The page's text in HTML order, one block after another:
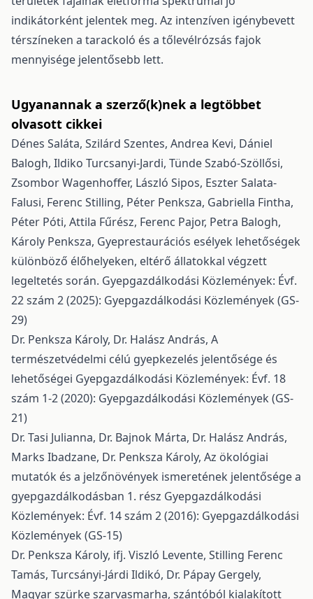
indikátorként jelentek meg. Az intenzíven igénybevett
térszíneken a tarackoló és a tőlevélrózsás fajok
mennyisége jelentősebb lett.
Ugyanannak a szerző(k)nek a legtöbbet
olvasott cikkei
Dénes Saláta, Szilárd Szentes, Andrea Kevi, Dániel
Balogh, Ildiko Turcsanyi-Jardi, Tünde Szabó-Szöllősi,
Zsombor Wagenhoffer, László Sipos, Eszter Salata-
Falusi, Ferenc Stilling, Péter Penksza, Gabriella Fintha,
Péter Póti, Attila Fűrész, Ferenc Pajor, Petra Balogh,
Károly Penksza, Gyeprestaurációs esélyek lehetőségek
különböző élőhelyeken, eltérő állatokkal végzett
legeltetés során. Gyepgazdálkodási Közlemények: Évf.
22 szám 2 (2025): Gyepgazdálkodási Közlemények (GS-
29)
Dr. Penksza Károly, Dr. Halász András, A
természetvédelmi célú gyepkezelés jelentősége és
lehetőségei Gyepgazdálkodási Közlemények: Évf. 18
szám 1-2 (2020): Gyepgazdálkodási Közlemények (GS-
21)
Dr. Tasi Julianna, Dr. Bajnok Márta, Dr. Halász András,
Marks Ibadzane, Dr. Penksza Károly, Az ökológiai
mutatók és a jelzőnövények ismeretének jelentősége a
gyepgazdálkodásban 1. rész Gyepgazdálkodási
Közlemények: Évf. 14 szám 2 (2016): Gyepgazdálkodási
Közlemények (GS-15)
Dr. Penksza Károly, ifj. Viszló Levente, Stilling Ferenc
Tamás, Turcsányi-Járdi Ildikó, Dr. Pápay Gergely,
Magyar szürke szarvasmarha, szántóból kialakított